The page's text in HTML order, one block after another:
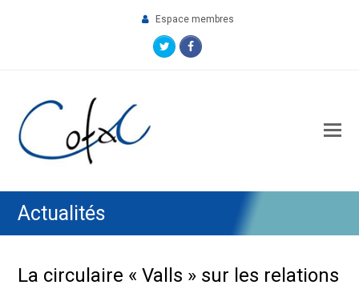
Espace membres
TwitterFacebook
Actualités
La circulaire « Valls » sur les relations